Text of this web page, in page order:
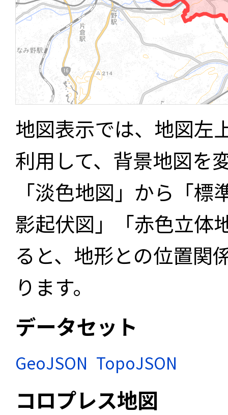
地図表示では、地図左
利用して、背景地図を
「淡色地図」から「
影起伏図」「赤色立体
ると、地形との位置関
ります。
データセット
GeoJSON TopoJSON
コロプレス地図